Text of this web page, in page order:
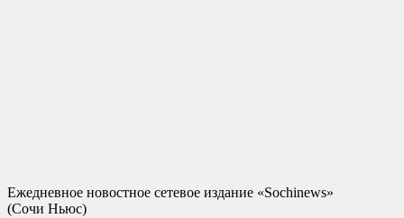
Ежедневное новостное сетевое издание «Sochinews»
(Сочи Ньюс)